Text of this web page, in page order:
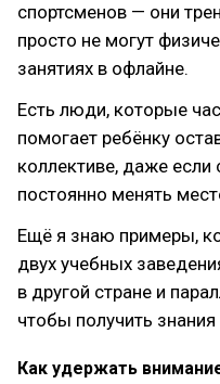
спортсменов — они
просто не могут
занятиях в офлайне.
Есть люди, которые
помогает ребёнку
коллективе, даже если
постоянно менять
Ещё я знаю примеры,
двух учебных
в другой стране и
чтобы получить
Как удержать